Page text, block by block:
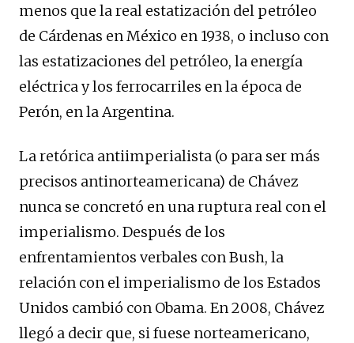
menos que la real estatización del petróleo
de Cárdenas en México en 1938, o incluso con
las estatizaciones del petróleo, la energía
eléctrica y los ferrocarriles en la época de
Perón, en la Argentina.
La retórica antiimperialista (o para ser más
precisos antinorteamericana) de Chávez
nunca se concretó en una ruptura real con el
imperialismo. Después de los
enfrentamientos verbales con Bush, la
relación con el imperialismo de los Estados
Unidos cambió con Obama. En 2008, Chávez
llegó a decir que, si fuese norteamericano,